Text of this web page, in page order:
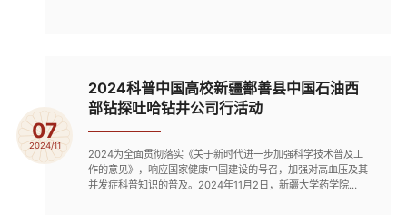
07
2024/11
2024科普中国高校新疆鄯善县中国石油西
部钻探吐哈钻井公司行活动
2024为全面贯彻落实《关于新时代进一步加强科学技术普及工
作的意见》，响应国家健康中国建设的号召，加强对高血压及其
并发症科普知识的普及。2024年11月2日，新疆大学药学院